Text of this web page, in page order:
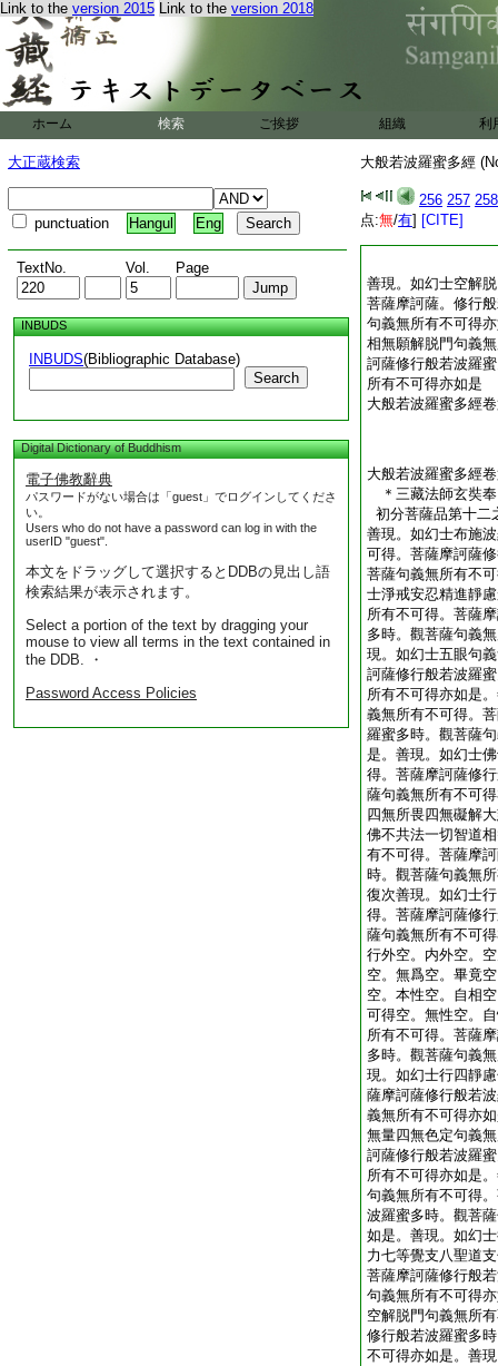
Link to the version 2015 Link to the version 2018
ホーム 検索 ご挨拶 組織 利
大正蔵検索
punctuation Hangul Eng
TextNo. Vol. Page
INBUDS
INBUDS(Bibliographic Database)
Search
Digital Dictionary of Buddhism
電子佛教辭典
パスワードがない場合は「guest」でログインしてくださ
い。
Users who do not have a password can log in with the
userID "guest".
本文をドラッグして選択するとDDBの見出し語
検索結果が表示されます。
Select a portion of the text by dragging your
mouse to view all terms in the text contained in
the DDB. ・
Password Access Policies
大般若波羅蜜多經
256 257 258
点:無/有] [CITE]
善現。如幻士空解
菩薩摩訶薩。修行
句義無所有不可得
相無願解脱門句義
訶薩修行般若波羅
所有不可得亦如是
大般若波羅蜜多經
大般若波羅蜜多經
＊三藏法師玄
初分菩薩品第十二
善現。如幻士布施
可得。菩薩摩訶薩
菩薩句義無所有不
士淨戒安忍精進靜
所有不可得。菩薩
多時。觀菩薩句義
現。如幻士五眼句
訶薩修行般若波羅
所有不可得亦如是
義無所有不可得。
羅蜜多時。觀菩薩
是。善現。如幻士
得。菩薩摩訶薩修
薩句義無所有不可
四無所畏四無礙解
佛不共法一切智道
有不可得。菩薩摩
時。觀菩薩句義無
復次善現。如幻士
得。菩薩摩訶薩修
薩句義無所有不可
行外空。内外空。
空。無爲空。畢竟
空。本性空。自相
可得空。無性空。
所有不可得。菩薩
多時。觀菩薩句義
現。如幻士行四靜
薩摩訶薩修行般若
義無所有不可得亦
無量四無色定句義
訶薩修行般若波羅
所有不可得亦如是
句義無所有不可得
波羅蜜多時。觀菩
如是。善現。如幻
力七等覺支八聖道
菩薩摩訶薩修行般
句義無所有不可得
空解脱門句義無所
修行般若波羅蜜多
不可得亦如是。善